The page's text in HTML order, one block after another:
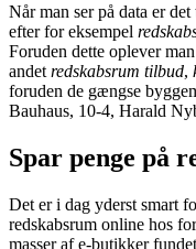
Når man ser på data er
efter for eksempel
Foruden dette oplever
andet redskabsrum tilbud,
foruden de gængse
Bauhaus, 10-4, Harald
Spar penge på
Det er i dag yderst smart
redskabsrum online hos
masser af e-butikker